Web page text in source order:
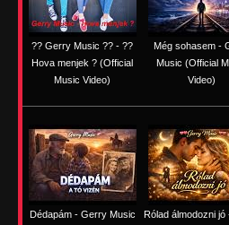
?? Gerry Music ?? - ??
Hova menjek ? (Official
Music Video)
Még sohasem -
Music (Official
Video)
Dédapám - Gerry Music
Rólad álmodozni